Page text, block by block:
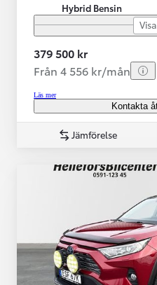
Hybrid Bensin
379 500 kr
Från 4 556 kr/mån
Läs mer
Kontakta
Jämförelse